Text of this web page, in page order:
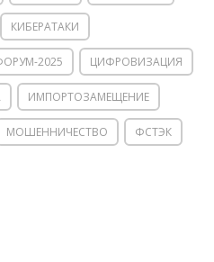
КИБЕРАТАКИ
2025 ЦИФРОВИЗАЦИЯ
ИМПОРТОЗАМЕЩЕНИЕ
МОШЕННИЧЕСТВО ФСТЭК